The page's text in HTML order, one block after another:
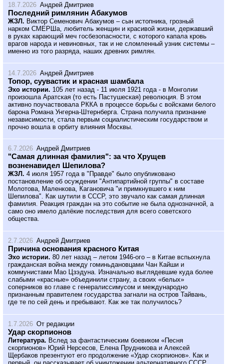
18.7.2026 Андрей Дмитриев
Последний римлянин Абакумов
ЖЗЛ. Виктор Семенович Абакумов – сын истопника, грозный
нарком СМЕРШа, любитель женщин и красивой жизни, державший
в руках карающий меч госбезопасности, с которого капала кровь
врагов народа и невиновных, так и не сломленный узник системы –
именно из того разряда, наших древних римлян.
14.7.2026 Андрей Дмитриев
Топор, суувастик и красная шамбала
Эхо истории. 105 лет назад - 11 июля 1921 года - в Монголии
произошла Аратская (то есть Пастушеская) революция. В этом
активно поучаствовала РККА в процессе борьбы с войсками белого
барона Романа Унгерна-Штернберга. Страна получила признание
независимости, стала первым социалистическим государством и
прочно вошла в орбиту влияния Москвы.
6.7.2026 Андрей Дмитриев
"Самая длинная фамилия": за что Хрущев
возненавидел Шепилова?
ЖЗЛ. 4 июля 1957 года в "Правде" было опубликовано
постановление об осуждении "Антипартийной группы" в составе
Молотова, Маленкова, Кагановича "и примкнувшего к ним
Шепилова". Как шутили в СССР, это звучало как самая длинная
фамилия. Реакция граждан на это событие не была однозначной, а
само оно имело далёкие последствия для всего советского
общества.
2.7.2026 Андрей Дмитриев
Причина основания красного Китая
Эхо истории. 80 лет назад – летом 1946-ого – в Китае вспыхнула
гражданская война между гоминьдановцами Чан Кайши и
коммунистами Мао Цзэдуна. Изначально выглядевшие куда более
слабыми «красные» объединили страну, а своих «белых»
соперников во главе с генералиссимусом и международно
признанным правителем государства загнали на остров Тайвань,
где те по сей день и пребывают. Как же так получилось?
1.7.2026 От редакции
Удар скорпионов
Литература. Вслед за фантастическим боевиком «Песня
скорпионов» Юрий Нерсесов, Елена Прудникова и Алексей
Щербаков презентуют его продолжение «Удар скорпионов». Как и